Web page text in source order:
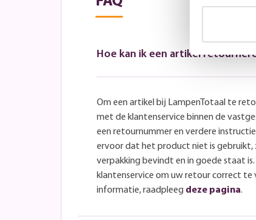
Hoe kan ik een artikel
Om een artikel bij LampenTotaal te
met de klantenservice binnen de
een retournummer en verdere
ervoor dat het product niet is gebruikt,
verpakking bevindt en in goede staat
klantenservice om uw retour correct te
informatie, raadpleeg deze pagina.